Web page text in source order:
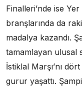
Finalleri’nde ise
branşlarında da
madalya kazandı.
tamamlayan ulusal
İstiklal Marşı’nı
gurur yaşattı.